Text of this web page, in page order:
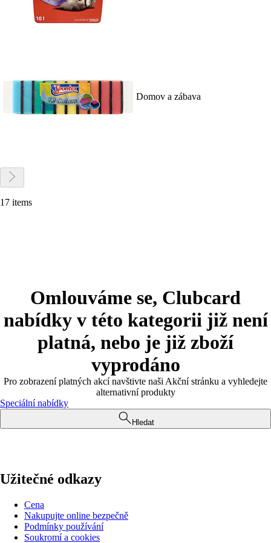
Domov a zábava
17 items
Omlouváme se, Clubcard
nabídky v této kategorii již není
platná, nebo je již zboží
vyprodáno
Pro zobrazení platných akcí navštivte naši Akční stránku a vyhledejte
alternativní produkty
Speciální nabídky
Hledat
Užitečné odkazy
Cena
Nakupujte online bezpečně
Podmínky používání
Soukromí a cookies